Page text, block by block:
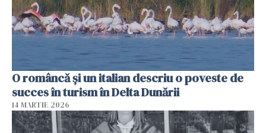
O româncă și un italian descriu o poveste de
succes în turism în Delta Dunării
14 MARTIE 2026